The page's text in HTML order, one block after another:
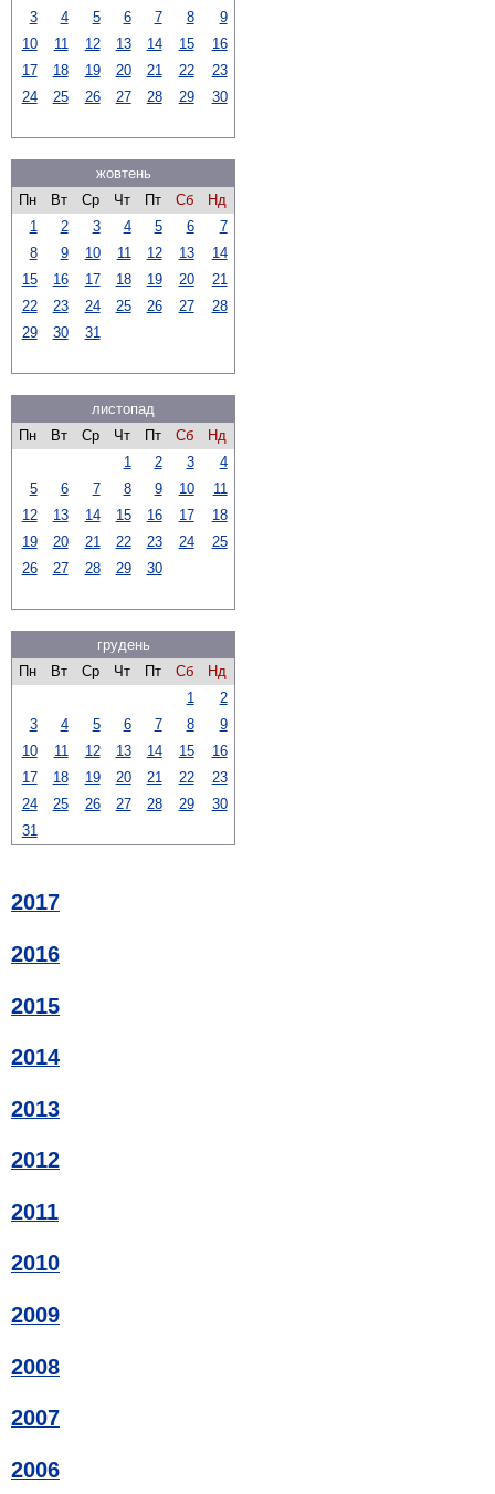
3
4 5 6 7 8
9
10
11 12 13 14 15
16
17
18 19 20 21 22
23
24
25 26 27 28 29 30
жовтень
Пн
Вт Ср Чт Пт Сб
Нд
1
2 3 4 5 6
7
8
9 10 11 12 13
14
15
16 17 18 19 20
21
22
23 24 25 26 27
28
29
30 31
листопад
Пн
Вт Ср Чт Пт Сб
Нд
1
2 3
4
5
6 7 8 9 10
11
12
13 14 15 16 17
18
19
20 21 22 23 24
25
26
27 28 29 30
грудень
Пн
Вт Ср Чт Пт Сб
Нд
1
2
3
4 5 6 7 8
9
10
11 12 13 14 15
16
17
18 19 20 21 22
23
24
25 26 27 28 29
30
31
2017
2016
2015
2014
2013
2012
2011
2010
2009
2008
2007
2006